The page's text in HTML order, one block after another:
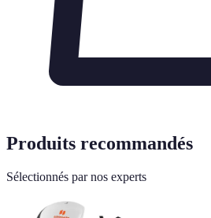
Produits recommandés
Sélectionnés par nos experts